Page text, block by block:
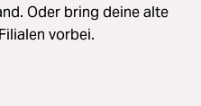
Oder bring deine alte
vorbei.